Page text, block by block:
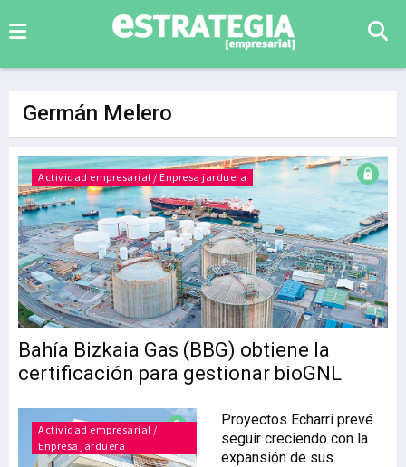
Germán Melero
Bahía Bizkaia Gas (BBG) obtiene la
certificación para gestionar bioGNL
Actividad empresarial / Enpresa jarduera
Actividad empresarial /
Enpresa jarduera
Proyectos Echarri prevé
seguir creciendo con la
expansión de sus